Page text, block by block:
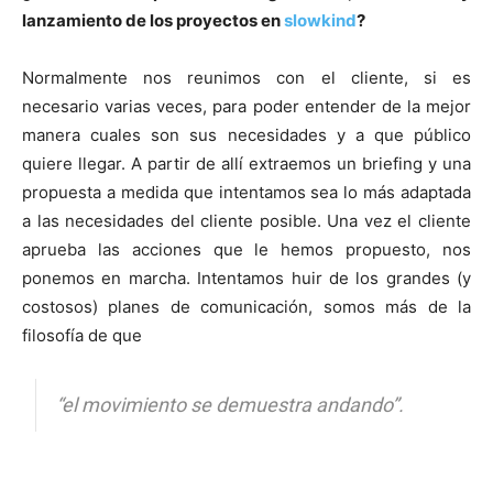
lanzamiento de los proyectos enslowkind?
Normalmente nos reunimos con el cliente, si es
necesario varias veces, para poder entender de la mejor
manera cuales son sus necesidades y a que público
quiere llegar. A partir de allí extraemos un briefing y una
propuesta a medida que intentamos sea lo más adaptada
a las necesidades del cliente posible. Una vez el cliente
aprueba las acciones que le hemos propuesto, nos
ponemos en marcha. Intentamos huir de los grandes (y
costosos) planes de comunicación, somos más de la
filosofía de que
“el movimiento se demuestra andando”.